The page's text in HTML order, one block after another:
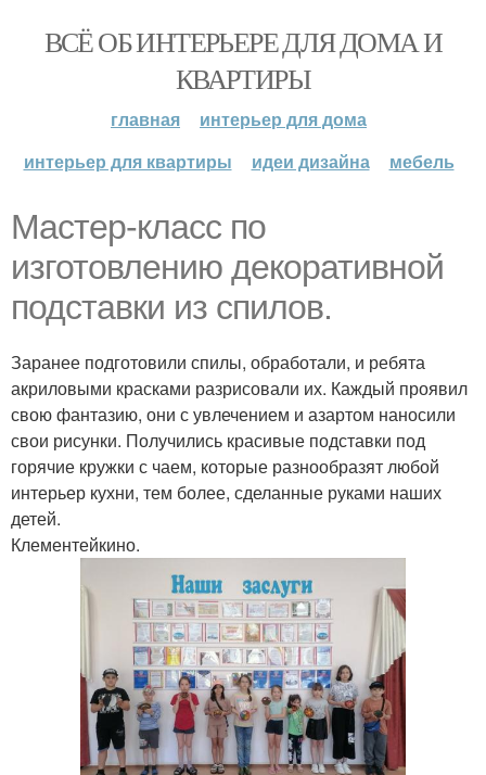
ВСЁ ОБ ИНТЕРЬЕРЕ ДЛЯ ДОМА И
КВАРТИРЫ
главная
интерьер для дома
интерьер для квартиры
идеи дизайна мебель
Мастер-класс по
изготовлению декоративной
подставки из спилов.
Заранее подготовили спилы, обработали, и ребята
акриловыми красками разрисовали их. Каждый проявил
свою фантазию, они с увлечением и азартом наносили
свои рисунки. Получились красивые подставки под
горячие кружки с чаем, которые разнообразят любой
интерьер кухни, тем более, сделанные руками наших
детей.
Клементейкино.